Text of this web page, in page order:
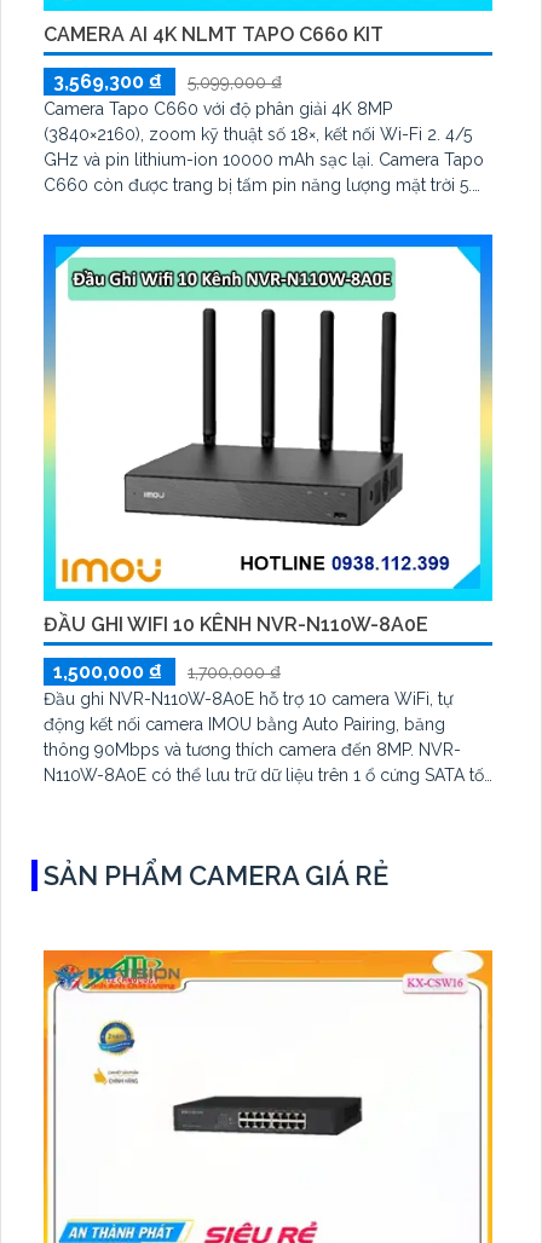
CAMERA AI 4K NLMT TAPO C660 KIT
3,569,300 ₫
5,099,000 ₫
Camera Tapo C660 với độ phân giải 4K 8MP
(3840×2160), zoom kỹ thuật số 18×, kết nối Wi-Fi 2. 4/5
GHz và pin lithium-ion 10000 mAh sạc lại. Camera Tapo
C660 còn được trang bị tấm pin năng lượng mặt trời 5.
tiện, lưu trữ thẻ microSD tối đa 512 GB
ĐẦU GHI WIFI 10 KÊNH NVR-N110W-8A0E
1,500,000 ₫
1,700,000 ₫
Đầu ghi NVR-N110W-8A0E hỗ trợ 10 camera WiFi, tự
động kết nối camera IMOU bằng Auto Pairing, băng
thông 90Mbps và tương thích camera đến 8MP. NVR-
N110W-8A0E có thể lưu trữ dữ liệu trên 1 ổ cứng SATA tối
SẢN PHẨM CAMERA GIÁ RẺ